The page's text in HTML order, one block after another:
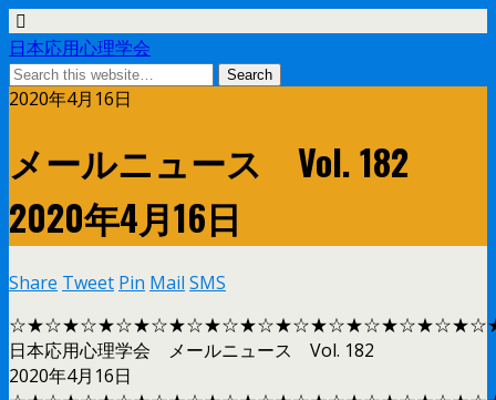
日本応用心理学会
2020年4月16日
メールニュース Vol. 182
2020年4月16日
Share Tweet Pin Mail SMS
日本応用心理学会 メールニュース Vol. 182
2020年4月16日